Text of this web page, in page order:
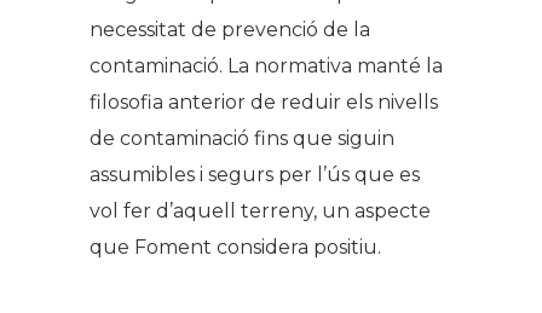
necessitat de prevenció de la
contaminació. La normativa manté la
filosofia anterior de reduir els nivells
de contaminació fins que siguin
assumibles i segurs per l’ús que es
vol fer d’aquell terreny, un aspecte
que Foment considera positiu.